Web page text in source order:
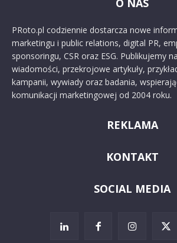
PRoto.pl codziennie dostarcza nowe
marketingu i public relations, digital PR,
sponsoringu, CSR oraz ESG. Publikujemy
wiadomości, przekrojowe artykuły,
kampanii, wywiady oraz badania,
komunikacji marketingowej od 2004 roku.
REKLAMA
KONTAKT
SOCIAL MEDIA